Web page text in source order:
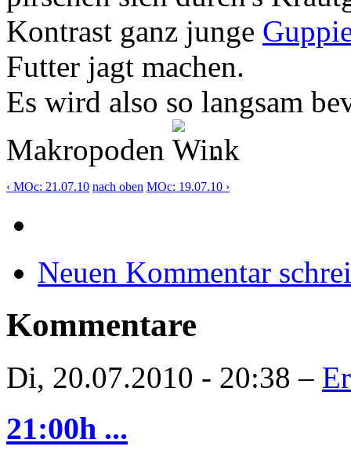
Kontrast ganz junge
Futter jagt machen.
Es wird also so langsam
Makropoden
.
‹ MOc: 21.07.10 nach oben MOc: 19.07.10 ›
Neuen Kommentar
Kommentare
Di, 20.07.2010 - 20:38 –
21:00h ...